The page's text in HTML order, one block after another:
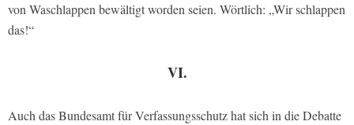
von Waschlappen bewältigt worden seien. Wörtlich: „Wir schlappen
das!“
VI.
Auch das Bundesamt für Verfassungsschutz hat sich in die Debatte